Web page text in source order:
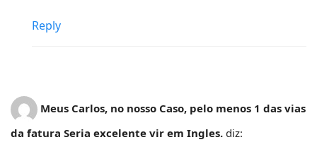
Reply
Meus Carlos, no nosso Caso, pelo menos 1 das vias
da fatura Seria excelente vir em Ingles. diz: